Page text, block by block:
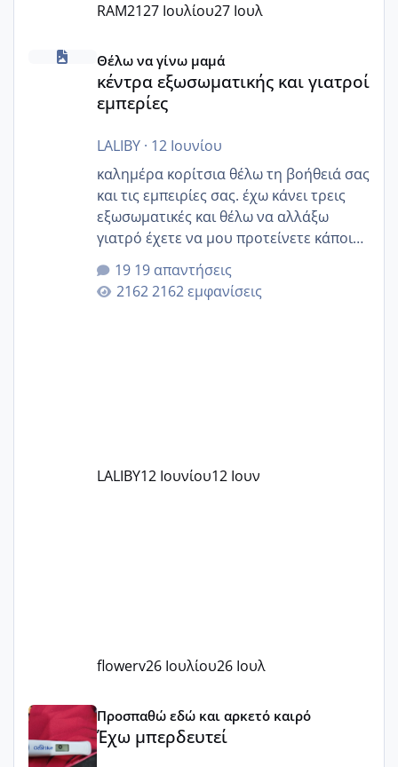
RAM2127 Ιουλίου27 Ιουλ
κέντρα εξωσωματικής και γιατροί εμπερίες
Θέλω να γίνω μαμά
κέντρα εξωσωματικής και γιατροί
εμπερίες
LALIBY· 12 Ιουνίου
καλημέρα κορίτσια θέλω τη βοήθειά σας
και τις εμπειρίες σας. έχω κάνει τρεις
εξωσωματικές και θέλω να αλλάξω
γιατρό έχετε να μου προτείνετε κάποιον
που μείνατε ευχαριστημένες και είχατε
επιιτυχία? έκανα στο υγεία με τον
ζερβομανωλάκη (δεν το εψαξε καθόλου
19 απαντήσεις
2162 εμφανίσεις
LALIBY12 Ιουνίου12 Ιουν
flowerv26 Ιουλίου26 Ιουλ
Έχω μπερδευτεί
Προσπαθώ εδώ και αρκετό καιρό
Έχω μπερδευτεί